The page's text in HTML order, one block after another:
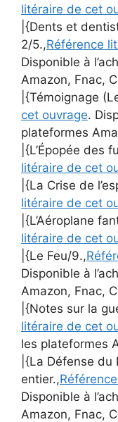
litéraire de cet
|{Dents et
2/5.,Référence
Disponible à
Amazon, Fnac,
|{Témoignage
cet ouvrage.
plateformes
|{L’Épopée des
litéraire de cet
|{La Crise de
litéraire de cet
|{L’Aéroplane
litéraire de cet
|{Le Feu/9.,
Disponible à
Amazon, Fnac,
|{Notes sur la
litéraire de cet
les plateformes
|{La Défense
entier.,
Disponible à
Amazon, Fnac,